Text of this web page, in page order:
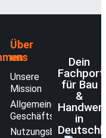
Über
uns
Unsere
Mission
Allgemeine
Nutzungsbedingungen
Dein
für Bau
&
in